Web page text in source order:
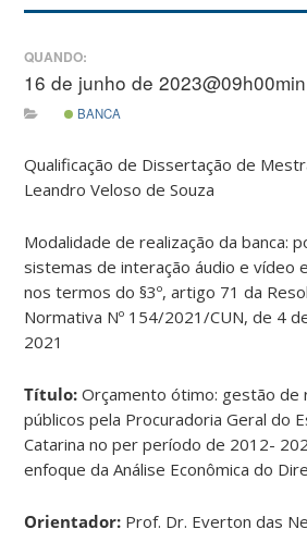
QUANDO:
16 de junho de 2023@09h00min
BANCA
Qualificação de Dissertação de
Leandro Veloso de Souza
Modalidade de realização da banca:
sistemas de interação áudio e vídeo
nos termos do §3º, artigo 71 da
Normativa Nº 154/2021/CUN, de 4
2021
Título:Orçamento ótimo: gestão de
públicos pela Procuradoria Geral do
Catarina no per período de 2012-
enfoque da Análise Econômica do
Orientador: Prof. Dr. Everton das